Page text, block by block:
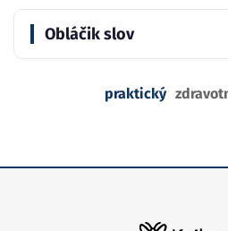
Obláčik slov
praktický